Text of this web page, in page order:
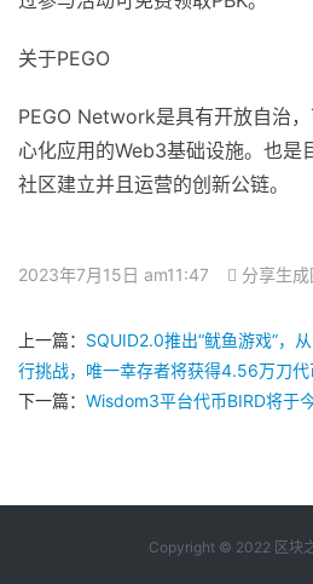
关于PEGO
PEGO Network是具有开放自治
心化应用的Web3基础设施。也是
社区建立并且运营的创新公链。
2023年7月15日 am11:47 分享生成
上一篇： SQUID2.0推出“鱿鱼游戏”，
行挑战，唯一幸存者将获得4.56万刀
下一篇： Wisdom3平台代币BIRD将于
Copyright © 2022 区块